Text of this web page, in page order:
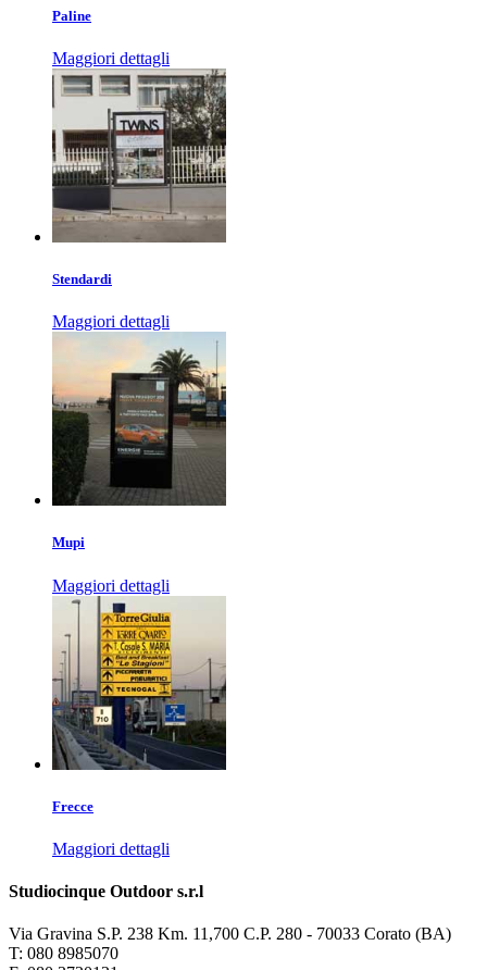
Paline
Maggiori dettagli
Stendardi
Maggiori dettagli
Mupi
Maggiori dettagli
Frecce
Maggiori dettagli
Studiocinque Outdoor s.r.l
Via Gravina S.P. 238 Km. 11,700 C.P. 280 - 70033 Corato (BA)
T: 080 8985070